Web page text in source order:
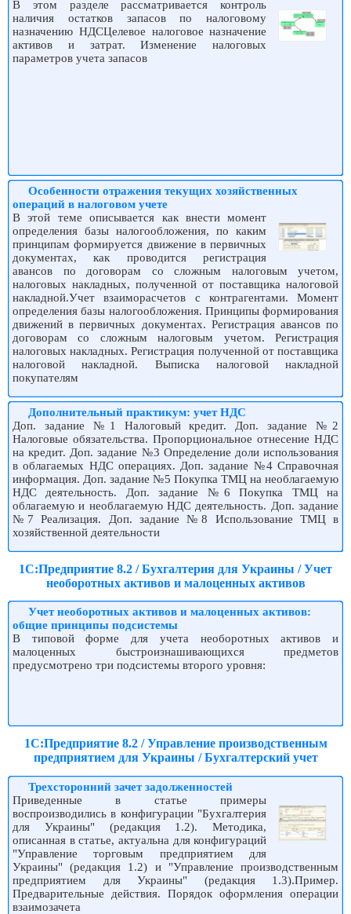
В этом разделе рассматривается контроль
наличия остатков запасов по налоговому
назначению НДСЦелевое налоговое назначение
активов и затрат. Изменение налоговых
параметров учета запасов
Особенности отражения текущих хозяйственных
операций в налоговом учете
В этой теме описывается как внести момент
определения базы налогообложения, по каким
принципам формируется движение в первичных
документах, как проводится регистрация
авансов по договорам со сложным налоговым учетом,
налоговых накладных, полученной от поставщика налоговой
накладной.Учет взаиморасчетов с контрагентами. Момент
определения базы налогообложения. Принципы формирования
движений в первичных документах. Регистрация авансов по
договорам со сложным налоговым учетом. Регистрация
налоговых накладных. Регистрация полученной от поставщика
налоговой накладной. Выписка налоговой накладной
покупателям
Дополнительный практикум: учет НДС
Доп. задание №1 Налоговый кредит. Доп. задание №2
Налоговые обязательства. Пропорциональное отнесение НДС
на кредит. Доп. задание №3 Определение доли использования
в облагаемых НДС операциях. Доп. задание №4 Справочная
информация. Доп. задание №5 Покупка ТМЦ на необлагаемую
НДС деятельность. Доп. задание №6 Покупка ТМЦ на
облагаемую и необлагаемую НДС деятельность. Доп. задание
№7 Реализация. Доп. задание №8 Использование ТМЦ в
хозяйственной деятельности
1С:Предприятие 8.2 / Бухгалтерия для Украины / Учет
необоротных активов и малоценных активов
Учет необоротных активов и малоценных активов:
общие принципы подсистемы
В типовой форме для учета необоротных активов и
малоценных быстроизнашивающихся предметов
предусмотрено три подсистемы второго уровня:
1С:Предприятие 8.2 / Управление производственным
предприятием для Украины / Бухгалтерский учет
Трехсторонний зачет задолженностей
Приведенные в статье примеры
воспроизводились в конфигурации "Бухгалтерия
для Украины" (редакция 1.2). Методика,
описанная в статье, актуальна для конфигураций
"Управление торговым предприятием для
Украины" (редакция 1.2) и "Управление производственным
предприятием для Украины" (редакция 1.3).Пример.
Предварительные действия. Порядок оформления операции
взаимозачета